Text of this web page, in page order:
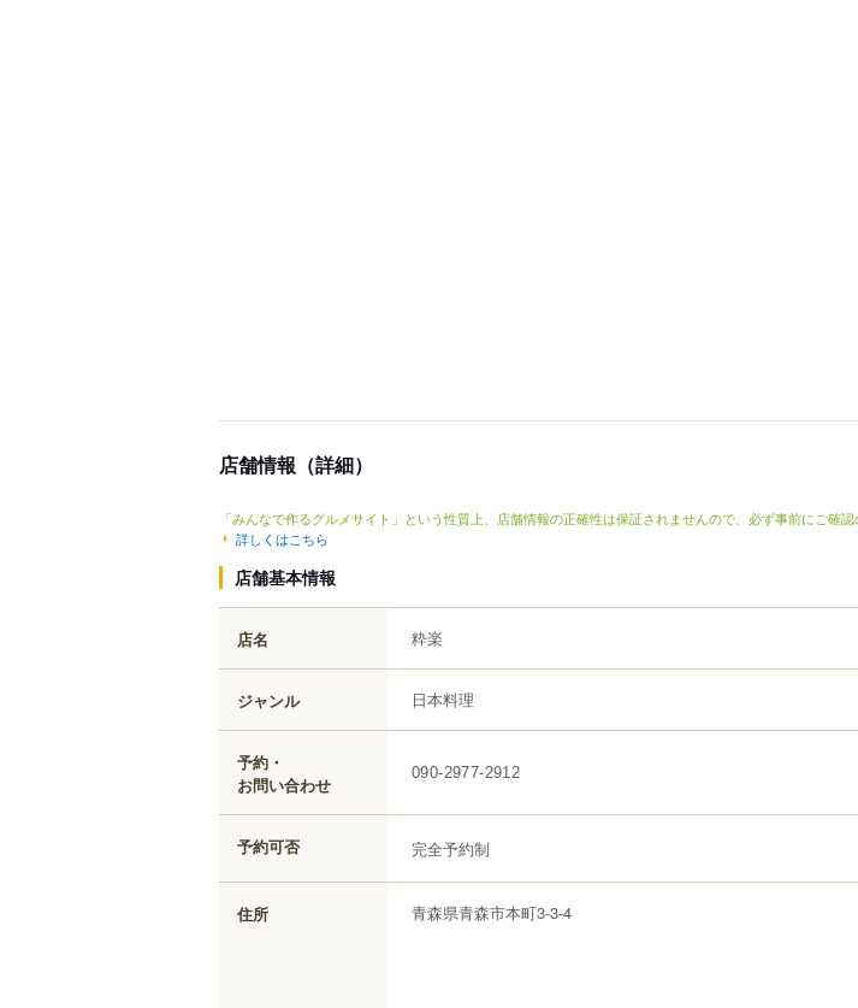
店舗情報（詳細）
「みんなで作るグルメサイト」という性質上、店舗情報の正確性は保証されませんので、必ず事前にご確認
詳しくはこちら
店舗基本情報
店名 粋楽
ジャンル 日本料理
予約・
お問い合わせ
090-2977-2912
予約可否 完全予約制
住所 青森県青森市本町3-3-4